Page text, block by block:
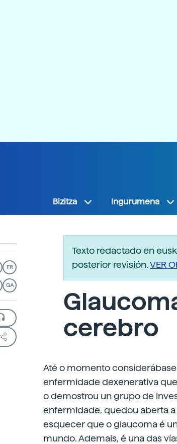
Bizitza Ingurumena
FR
GA
Texto redactado en
posterior revisión.VER
cerebro
Até o momento
enfermidade dexenerativa
o demostrou un grupo de
enfermidade, quedou aberta
esquecer que o glaucoma é
mundo. Ademais, é una das